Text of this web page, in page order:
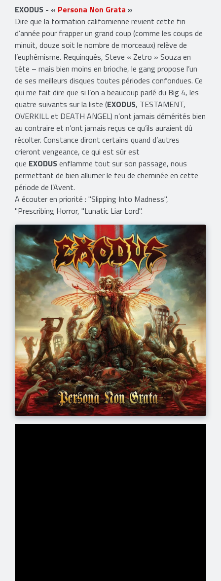
EXODUS - « Persona Non Grata »
Dire que la formation californienne revient cette fin
d’année pour frapper un grand coup (comme les coups de
minuit, douze soit le nombre de morceaux) relève de
l’euphémisme. Requinqués, Steve « Zetro » Souza en
tête – mais bien moins en brioche, le gang propose l’un
de ses meilleurs disques toutes périodes confondues. Ce
qui me fait dire que si l’on a beaucoup parlé du Big 4, les
quatre suivants sur la liste (EXODUS, TESTAMENT,
OVERKILL et DEATH ANGEL) n’ont jamais démérités bien
au contraire et n’ont jamais reçus ce qu’ils auraient dû
récolter. Constance diront certains quand d’autres
crieront vengeance, ce qui est sûr est
que EXODUSenflamme tout sur son passage, nous
permettant de bien allumer le feu de cheminée en cette
période de l’Avent.
A écouter en priorité : "Slipping Into Madness",
"Prescribing Horror, "Lunatic Liar Lord".